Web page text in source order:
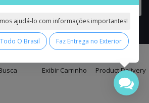
Exibir Carrinho Product Delivery
Floral Nacional e Internacional© 2026 All
ajudá-lo com informações importantes!
O Brasil Faz Entrega no Exterior